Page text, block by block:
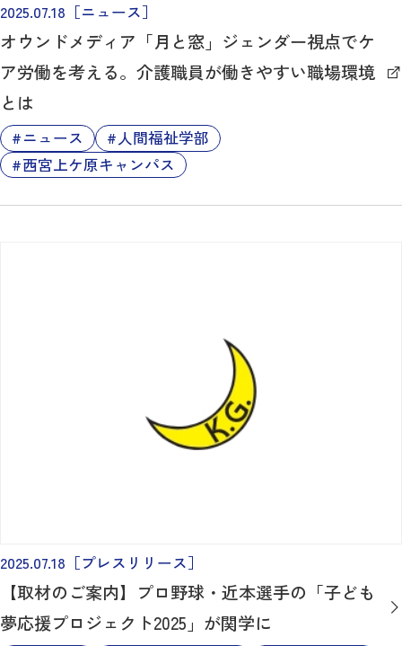
2025.07.18 ［ニュース］
オウンドメディア「月と窓」ジェンダー視点でケ
ア労働を考える。介護職員が働きやすい職場環境
とは
ニュース
人間福祉学部
西宮上ケ原キャンパス
2025.07.18 ［プレスリリース］
【取材のご案内】プロ野球・近本選手の「子ども
夢応援プロジェクト2025」が関学に